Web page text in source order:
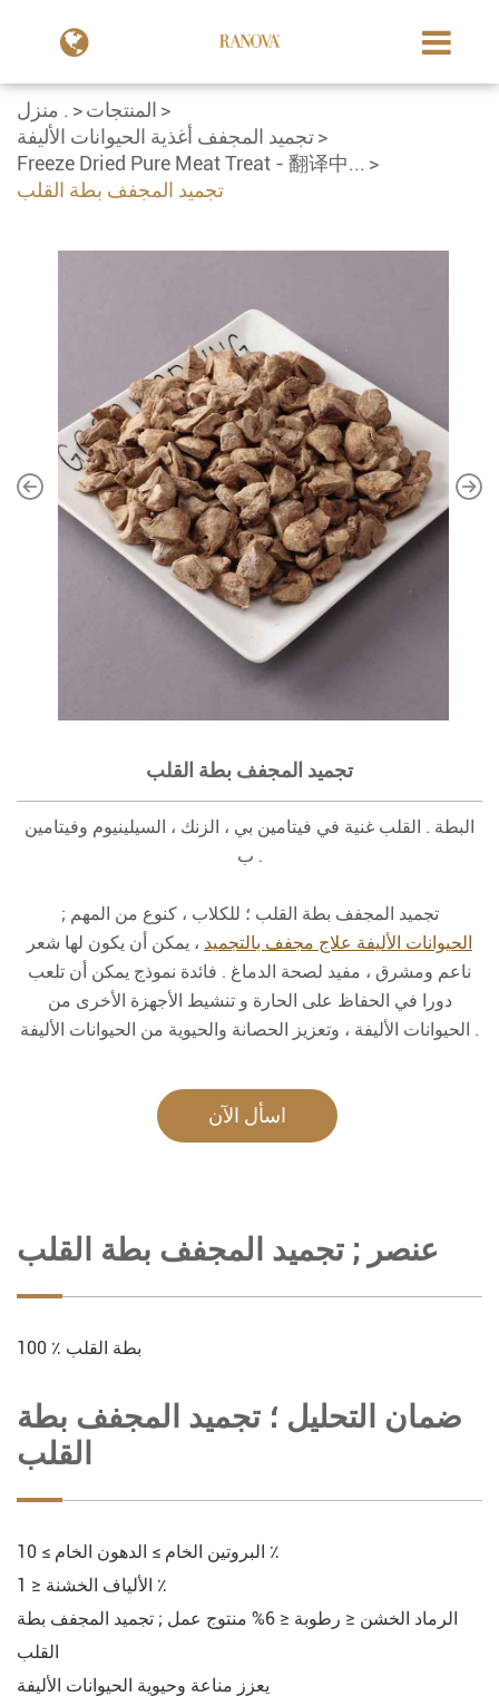
منزل .
المنتجات
تجميد المجفف أغذية الحيوانات الأليفة
Freeze Dried Pure Meat Treat - 翻译中...
تجميد المجفف بطة القلب
تجميد المجفف بطة القلب
البطة . القلب غنية في فيتامين بي ، الزنك ، السيلينيوم وفيتامين
ب .
تجميد المجفف بطة القلب ؛ للكلاب ، كنوع من المهم ;
الحيوانات الأليفة علاج مجفف بالتجميد ، يمكن أن يكون لها شعر
ناعم ومشرق ، مفيد لصحة الدماغ . فائدة نموذج يمكن أن تلعب
دورا في الحفاظ على الحارة و تنشيط الأجهزة الأخرى من
الحيوانات الأليفة ، وتعزيز الحصانة والحيوية من الحيوانات الأليفة .
اسأل الآن
عنصر ; تجميد المجفف بطة القلب
100 ٪ بطة القلب
ضمان التحليل ؛ تجميد المجفف بطة
القلب
البروتين الخام ≥ الدهون الخام ≥ 10 ٪
الألياف الخشنة ≤ 1 ٪
الرماد الخشن ≤ رطوبة ≤ 6% منتوج عمل ; تجميد المجفف بطة
القلب
يعزز مناعة وحيوية الحيوانات الأليفة